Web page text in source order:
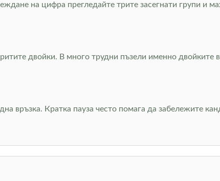
на цифра прегледайте трите засегнати групи и
двойки. В много трудни пъзели именно двойките
връзка. Кратка пауза често помага да забележите